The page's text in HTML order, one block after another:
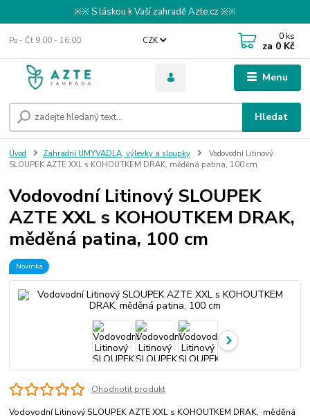
※※ S láskou k Vaší zahradě Azte.cz ※※
Menu
CZK
Hledat
Po - Čt 9:00 - 16:00 0 ks
za 0 Kč
Úvod Zahradní UMYVADLA, výlevky a sloupky
Vodovodní Litinový
SLOUPEK AZTE XXL s KOHOUTKEM DRAK, měděná patina, 100 cm
Vodovodní Litinový SLOUPEK
AZTE XXL s KOHOUTKEM DRAK,
měděná patina, 100 cm
Novinka
Ohodnotit produkt
Vodovodní Litinový SLOUPEK AZTE XXL s KOHOUTKEM DRAK, měděná